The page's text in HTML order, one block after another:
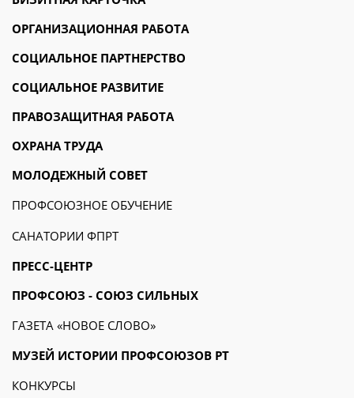
ОРГАНИЗАЦИОННАЯ РАБОТА
СОЦИАЛЬНОЕ ПАРТНЕРСТВО
СОЦИАЛЬНОЕ РАЗВИТИЕ
ПРАВОЗАЩИТНАЯ РАБОТА
ОХРАНА ТРУДА
МОЛОДЕЖНЫЙ СОВЕТ
ПРОФСОЮЗНОЕ ОБУЧЕНИЕ
САНАТОРИИ ФПРТ
ПРЕСС-ЦЕНТР
ПРОФСОЮЗ - СОЮЗ СИЛЬНЫХ
ГАЗЕТА «НОВОЕ СЛОВО»
МУЗЕЙ ИСТОРИИ ПРОФСОЮЗОВ РТ
КОНКУРСЫ